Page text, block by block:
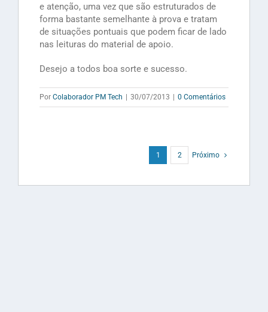
e atenção, uma vez que são estruturados de
forma bastante semelhante à prova e tratam
de situações pontuais que podem ficar de lado
nas leituras do material de apoio.
Desejo a todos boa sorte e sucesso.
Por Colaborador PM Tech | 30/07/2013 | 0 Comentários
1 2 Próximo